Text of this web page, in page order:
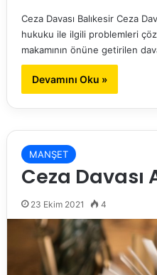
Ceza Davası Balıkesir Ceza
hukuku ile ilgili problemleri
makamının önüne getirilen
Devamını Oku »
MANŞET
Ceza Davası
23 Ekim 2021 4